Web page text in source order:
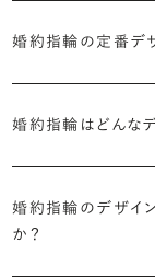
リング」は婚約指輪
Ring（エンゲージメン
婚約指輪の定番デ
リリアンスプラスで
婚約指輪はどんな
に留めた王道のデザ
婚約指輪のデザイ
か？